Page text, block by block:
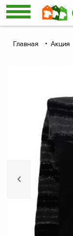
Главная Акция